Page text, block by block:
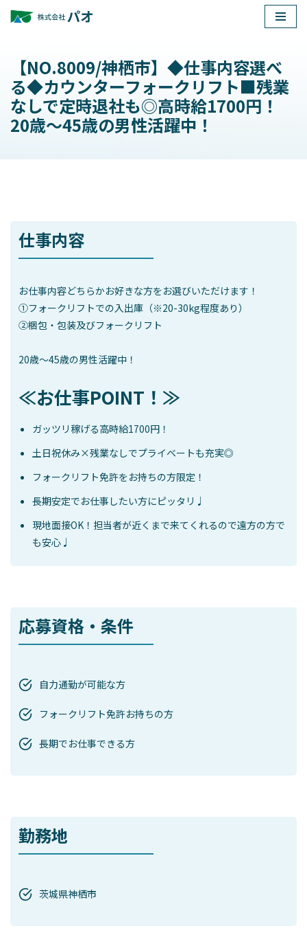
ン
ツ
へ
【NO.8009/神栖市】◆仕事内容選べ
る◆カウンターフォークリフト■残業
なしで定時退社も◎高時給1700円！
20歳～45歳の男性活躍中！
仕事内容
お仕事内容どちらかお好きな方をお選びいただけます！
①フォークリフトでの入出庫（※20-30kg程度あり）
②梱包・包装及びフォークリフト
20歳～45歳の男性活躍中！
≪お仕事POINT！≫
ガッツリ稼げる高時給1700円！
土日祝休み×残業なしでプライベートも充実◎
フォークリフト免許をお持ちの方限定！
長期安定でお仕事したい方にピッタリ♩
現地面接OK！担当者が近くまで来てくれるので遠方の方で
も安心♩
応募資格・条件
自力通勤が可能な方
フォークリフト免許お持ちの方
長期でお仕事できる方
勤務地
茨城県神栖市